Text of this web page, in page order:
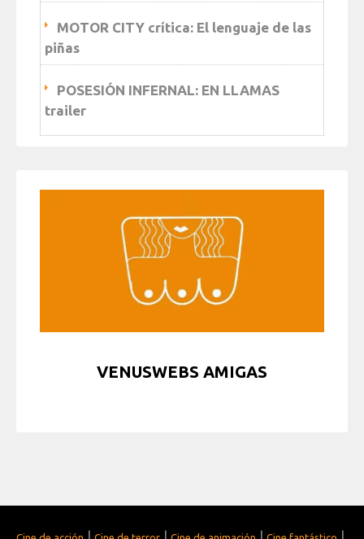
MOTOR CITY crítica: El lenguaje de las
piñas
POSESIÓN INFERNAL: EN LLAMAS
trailer
VENUSWEBS AMIGAS